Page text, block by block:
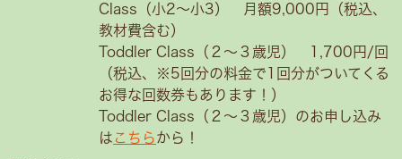
Class（小2〜小3） 月額9,000円（税込、
教材費含む）
Toddler Class（２〜３歳児） 1,700円/回
（税込、※5回分の料金で1回分がついてくる
お得な回数券もあります！）
Toddler Class（２〜３歳児）のお申し込み
は こちらから！